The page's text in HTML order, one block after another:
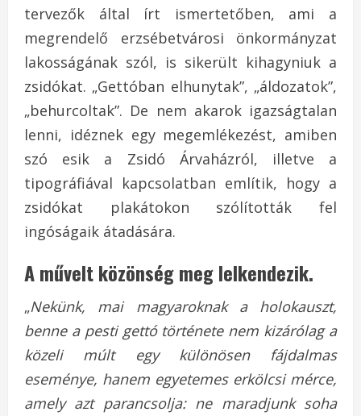
tervezők által írt ismertetőben, ami a
megrendelő erzsébetvárosi önkormányzat
lakosságának szól, is sikerült kihagyniuk a
zsidókat. „Gettóban elhunytak”, „áldozatok”,
„behurcoltak”. De nem akarok igazságtalan
lenni, idéznek egy megemlékezést, amiben
szó esik a Zsidó Árvaházról, illetve a
tipográfiával kapcsolatban említik, hogy a
zsidókat plakátokon szólították fel
ingóságaik átadására.
A művelt közönség meg lelkendezik.
„Nekünk, mai magyaroknak a holokauszt,
benne a pesti gettó története nem kizárólag a
közeli múlt egy különösen fájdalmas
eseménye, hanem egyetemes erkölcsi mérce,
amely azt parancsolja: ne maradjunk soha